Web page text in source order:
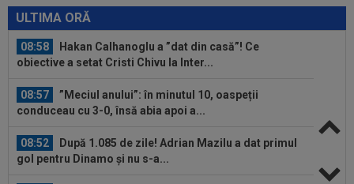
ULTIMA ORĂ
1. Moldovenii s-au impus cu...
08:58
Hakan Calhanoglu a ”dat din casă”! Ce
obiective a setat Cristi Chivu la Inter...
08:57
”Meciul anului”: în minutul 10, oaspeții
conduceau cu 3-0, însă abia apoi a...
08:52
După 1.085 de zile! Adrian Mazilu a dat primul
gol pentru Dinamo și nu s-a...